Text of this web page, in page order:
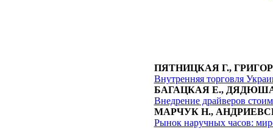
ПЯТНИЦКАЯ Г.,
Внутренняя торговля
БАГАЦКАЯ Е.,
Внедрение драйверов
МАРЧУК Н.,
Рынок наручных часов: